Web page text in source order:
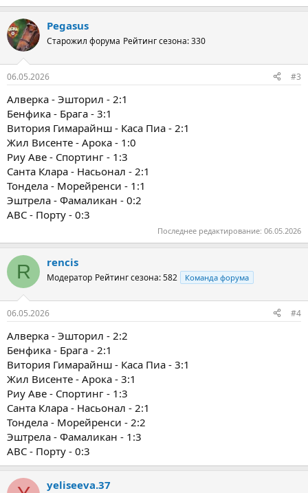
Pegasus
Старожил форума Рейтинг сезона: 330
06.05.2026 #3
Алверка - Эшторил - 2:1
Бенфика - Брага - 3:1
Витория Гимарайнш - Каса Пиа - 2:1
Жил Висенте - Арока - 1:0
Риу Аве - Спортинг - 1:3
Санта Клара - Насьонал - 2:1
Тондела - Морейренси - 1:1
Эштрела - Фамаликан - 0:2
ABC - Порту - 0:3
Последнее редактирование: 06.05.2026
R rencis
Модератор Рейтинг сезона: 582 Команда форума
06.05.2026 #4
Алверка - Эшторил - 2:2
Бенфика - Брага - 2:1
Витория Гимарайнш - Каса Пиа - 3:1
Жил Висенте - Арока - 3:1
Риу Аве - Спортинг - 1:3
Санта Клара - Насьонал - 2:1
Тондела - Морейренси - 2:2
Эштрела - Фамаликан - 1:3
ABC - Порту - 0:3
yeliseeva.37